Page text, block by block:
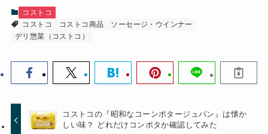
コストコ
コストコ
コストコ商品
ソーセージ・ウインナー
デリ惣菜（コストコ）
コストコの『昭和なコーンポタージュパン』は懐か
しい味？ どれだけコンポタか確認してみた